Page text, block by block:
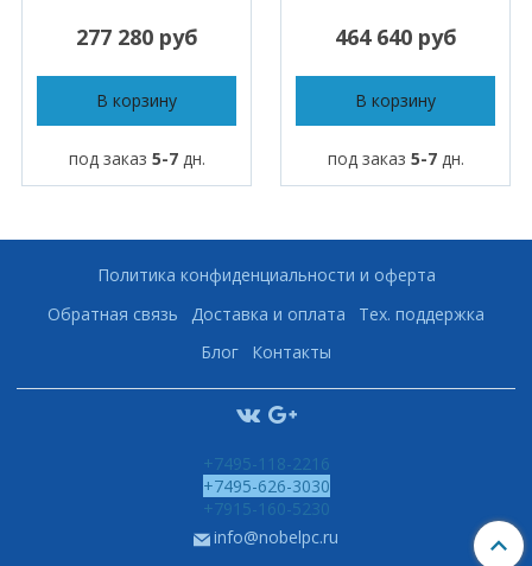
277 280 руб
В корзину
под заказ 5-7дн.
464 640 руб
В корзину
под заказ 5-7дн.
Политика конфиденциальности и оферта
Обратная связь
Доставка и оплата
Тех. поддержка
Блог
Контакты
+7495-118-2216
+7495-626-3030
+7915-160-5230
info@nobelpc.ru